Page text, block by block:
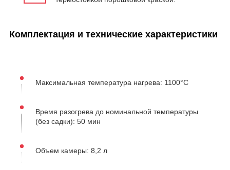
Комплектация и технические характеристики
Максимальная температура нагрева: 1100°С
Время разогрева до номинальной температуры
(без садки): 50 мин
Объем камеры: 8,2 л